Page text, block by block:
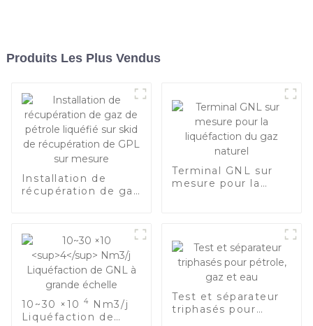
Produits Les Plus Vendus
Installation de
récupération de gaz
GPL sur mesure
Terminal GNL sur
mesure pour la
10~30 ×104
Nm3/j
Liquéfaction de
Test et séparateur
triphasés pour